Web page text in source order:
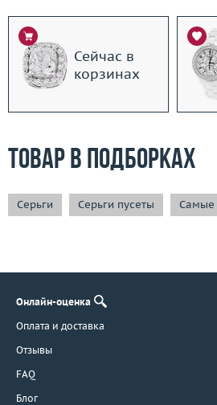
Сейчас в
корзинах
Товар в подборках
Серьги Серьги пусеты Самые
Онлайн-оценка
Оплата и доставка
Отзывы
FAQ
Блог